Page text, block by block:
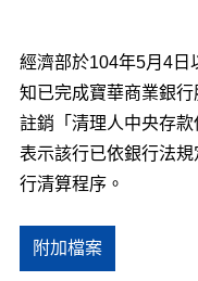
經濟部於104年5月4日
知已完成寶華商業銀
註銷「清理人中央存
表示該行已依銀行法
行清算程序。
附加檔案